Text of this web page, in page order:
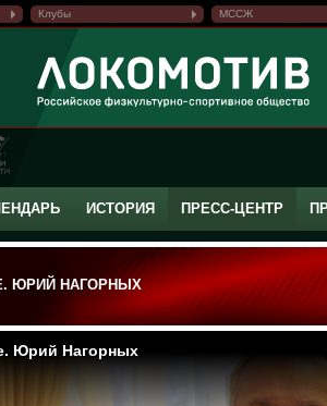
Клубы МССЖ
ИСТОРИЯ ПРЕСС-ЦЕНТР
ЮРИЙ НАГОРНЫХ